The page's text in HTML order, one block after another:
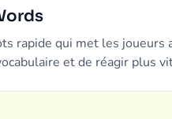
rapide qui met les joueurs
et de réagir plus